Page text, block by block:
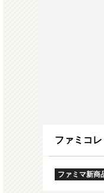
ファミコ
ファミマ新商